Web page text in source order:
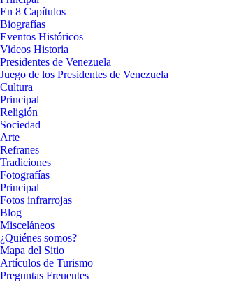
En 8 Capítulos
Biografías
Eventos Históricos
Videos Historia
Presidentes de Venezuela
Juego de los Presidentes de Venezuela
Cultura
Principal
Religión
Sociedad
Arte
Refranes
Tradiciones
Fotografías
Principal
Fotos infrarrojas
Blog
Misceláneos
¿Quiénes somos?
Mapa del Sitio
Artículos de Turismo
Preguntas Freuentes